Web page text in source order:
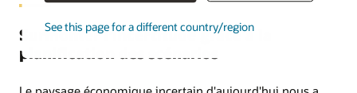
See this page for a different country/region
Surmonter l'incertitude grâce à la
planification des scénarios